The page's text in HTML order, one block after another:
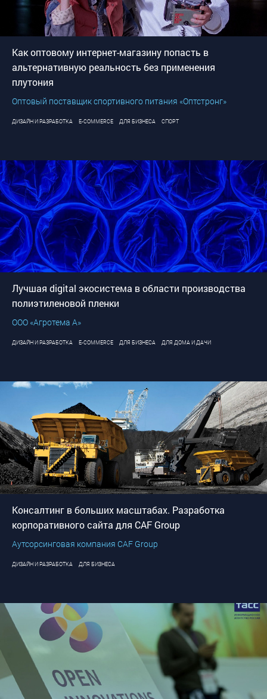
Как оптовому интернет-магазину попасть в
альтернативную реальность без применения
плутония
Оптовый поставщик спортивного питания «Оптстронг»
ДИЗАЙН И РАЗРАБОТКА E-COMMERCE ДЛЯ БИЗНЕСА СПОРТ
Лучшая digital экосистема в области производства
полиэтиленовой пленки
ООО «Агротема А»
ДИЗАЙН И РАЗРАБОТКА E-COMMERCE ДЛЯ БИЗНЕСА ДЛЯ ДОМА И ДАЧИ
Консалтинг в больших масштабах. Разработка
корпоративного сайта для CAF Group
Аутсорсинговая компания CAF Group
ДИЗАЙН И РАЗРАБОТКА ДЛЯ БИЗНЕСА